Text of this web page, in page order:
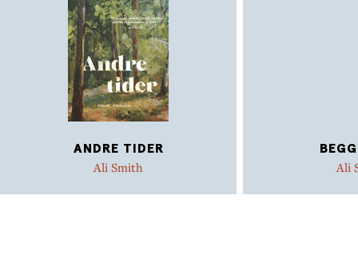
ANDRE TIDER
Ali Smith Ali